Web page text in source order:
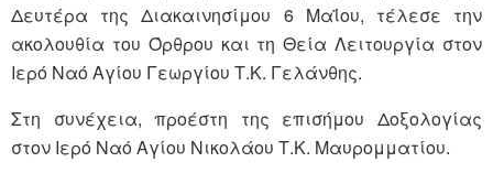
Δευτέρα της Διακαινησίμου 6 Μαΐου, τέλεσε την
ακολουθία του Όρθρου και τη Θεία Λειτουργία στον
Ιερό Ναό Αγίου Γεωργίου Τ.Κ. Γελάνθης.
Στη συνέχεια, προέστη της επισήμου Δοξολογίας
στον Ιερό Ναό Αγίου Νικολάου Τ.Κ. Μαυρομματίου.